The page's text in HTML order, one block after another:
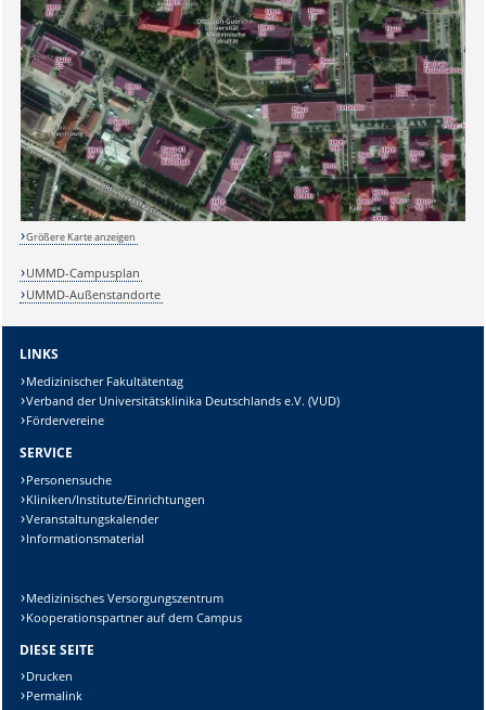
Sicherheitsabfrage:
Lösung:
Größere Karte anzeigen
UMMD-Campusplan
UMMD-Außenstandorte
LINKS
Medizinischer Fakultätentag
Verband der Universitätsklinika Deutschlands e.V. (VUD)
Fördervereine
SERVICE
Personensuche
Kliniken/Institute/Einrichtungen
Veranstaltungskalender
Informationsmaterial
Medizinisches Versorgungszentrum
Kooperationspartner auf dem Campus
DIESE SEITE
Drucken
Permalink